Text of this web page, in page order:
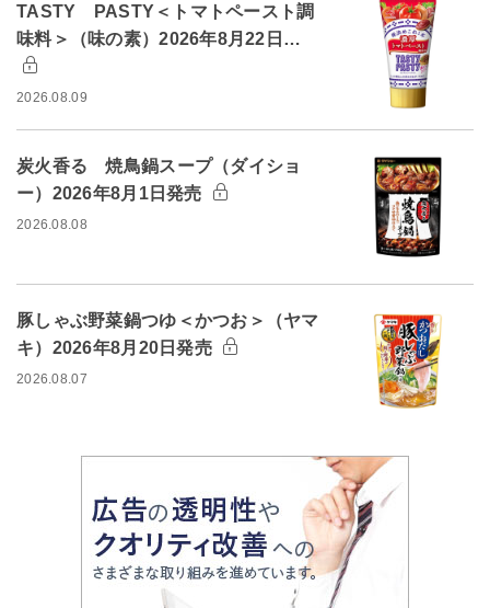
TASTY PASTY＜トマトペースト調
味料＞（味の素）2026年8月22日…
2026.08.09
炭火香る 焼鳥鍋スープ（ダイショ
ー）2026年8月1日発売
2026.08.08
豚しゃぶ野菜鍋つゆ＜かつお＞（ヤマ
キ）2026年8月20日発売
2026.08.07